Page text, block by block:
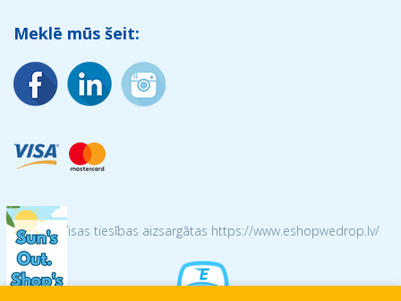
Meklē mūs šeit:
© 2026 Visas tiesības aizsargātas https://www.eshopwedrop.lv/